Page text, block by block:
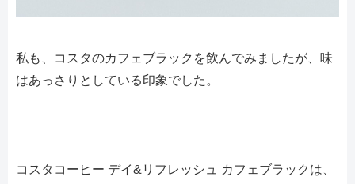
私も、コスタのカフェブラックを飲んでみましたが、味
はあっさりとしている印象でした。
コスタコーヒー デイ&リフレッシュ カフェブラックは、